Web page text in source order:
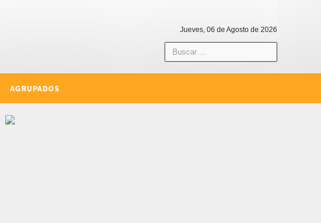
Jueves, 06 de Agosto de 2026
AGRUPADOS